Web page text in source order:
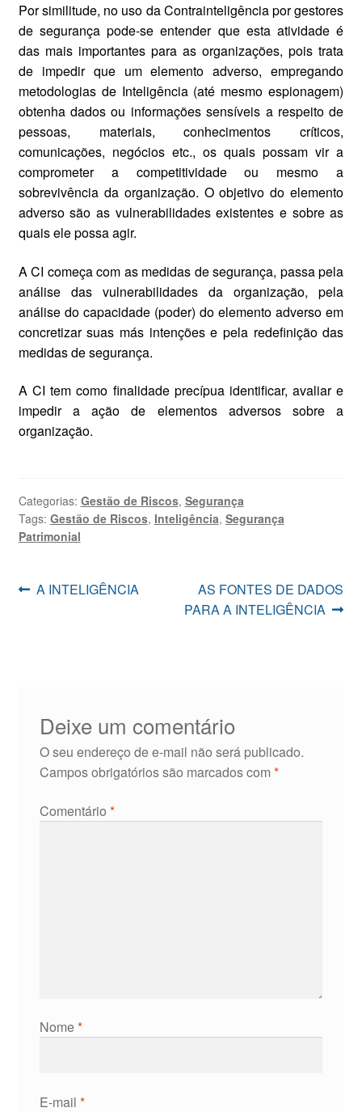
Por similitude, no uso da Contrainteligência por gestores
de segurança pode-se entender que esta atividade é
das mais importantes para as organizações, pois trata
de impedir que um elemento adverso, empregando
metodologias de Inteligência (até mesmo espionagem)
obtenha dados ou informações sensíveis a respeito de
pessoas, materiais, conhecimentos críticos,
comunicações, negócios etc., os quais possam vir a
comprometer a competitividade ou mesmo a
sobrevivência da organização. O objetivo do elemento
adverso são as vulnerabilidades existentes e sobre as
quais ele possa agir.
A CI começa com as medidas de segurança, passa pela
análise das vulnerabilidades da organização, pela
análise do capacidade (poder) do elemento adverso em
concretizar suas más intenções e pela redefinição das
medidas de segurança.
A CI tem como finalidade precípua identificar, avaliar e
impedir a ação de elementos adversos sobre a
organização.
Categorias: Gestão de Riscos, Segurança
Tags: Gestão de Riscos, Inteligência, Segurança
Patrimonial
Navegação
Post
A INTELIGÊNCIA
Próximo
post:
AS FONTES DE DADOS
PARA A INTELIGÊNCIA
Deixe um comentário
O seu endereço de e-mail não será publicado.
Campos obrigatórios são marcados com *
Comentário *
Nome*
E-mail *